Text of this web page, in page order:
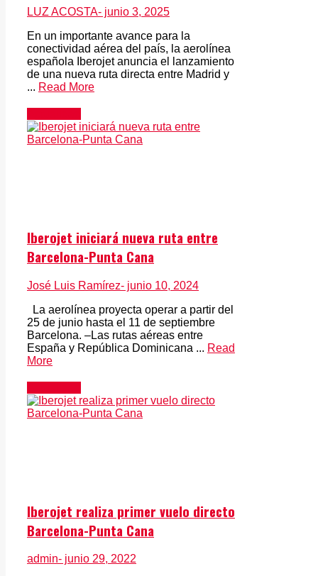
LUZ ACOSTA- junio 3, 2025
En un importante avance para la
conectividad aérea del país, la aerolínea
española Iberojet anuncia el lanzamiento
de una nueva ruta directa entre Madrid y
... Read More
Iberojet iniciará nueva ruta entre
Barcelona-Punta Cana
José Luis Ramírez- junio 10, 2024
La aerolínea proyecta operar a partir del
25 de junio hasta el 11 de septiembre
Barcelona. –Las rutas aéreas entre
España y República Dominicana ... Read
More
Iberojet realiza primer vuelo directo
Barcelona-Punta Cana
admin- junio 29, 2022